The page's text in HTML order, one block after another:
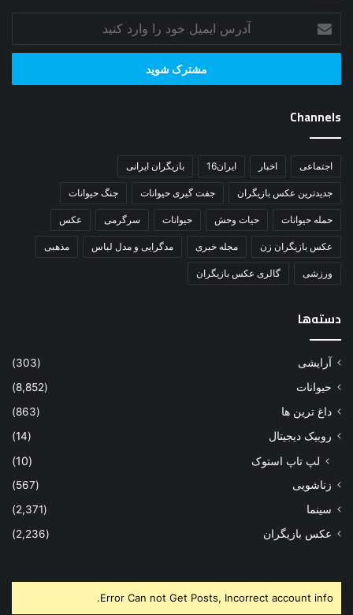
ایمیل
خود
وارد
Channels
اجتماعی اخبار ایران16 بازیگران ایرانی
جدیدترین عکس بازیگران جفت گیری حیوانات جنگ حیوانات
حمله حیوانات حیات وحش حیوانات سرگرمی عکس
عکس بازیگران زن مجله خبری مدگرایی و مدل لباس مذهبی
ورزشی گالری عکس بازیگران
دسته‌ها
آرایشی
(303)
حیوانات
(8,852)
داغ ترین ها
(863)
روبیک دیجیتال
(14)
لپ تاپ استوک (10)
زناشویی
(567)
سینما
(2,371)
عکس بازیگران
(2,236)
Error Can not Get Posts, Incorrect account info.